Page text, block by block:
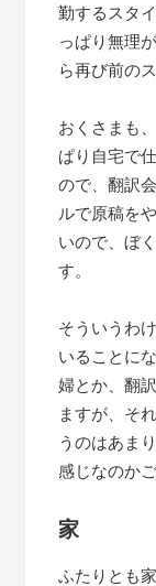
勤するスタ
っぱり無理
ら再び前の
おくさまも
ぱり自宅で
ので、翻訳
ルで原稿を
いので、ぼ
す。
そういうわ
いることに
婦とか、翻
ますが、そ
うのはあま
感じなのか
家
ふたりとも